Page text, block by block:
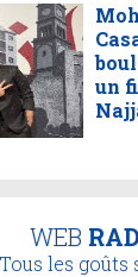
un
WEB
Tous les goûts